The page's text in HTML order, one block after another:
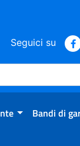
Seguici su
Bandi di